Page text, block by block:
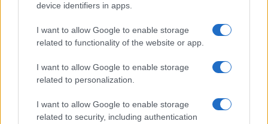
device identifiers in apps.
I want to allow Google to enable storage
related to functionality of the website or app.
I want to allow Google to enable storage
related to personalization.
I want to allow Google to enable storage
related to security, including authentication
Neve estrema in montagna: come pianificare
Neve estrema: cosa portare, come pianificare, come